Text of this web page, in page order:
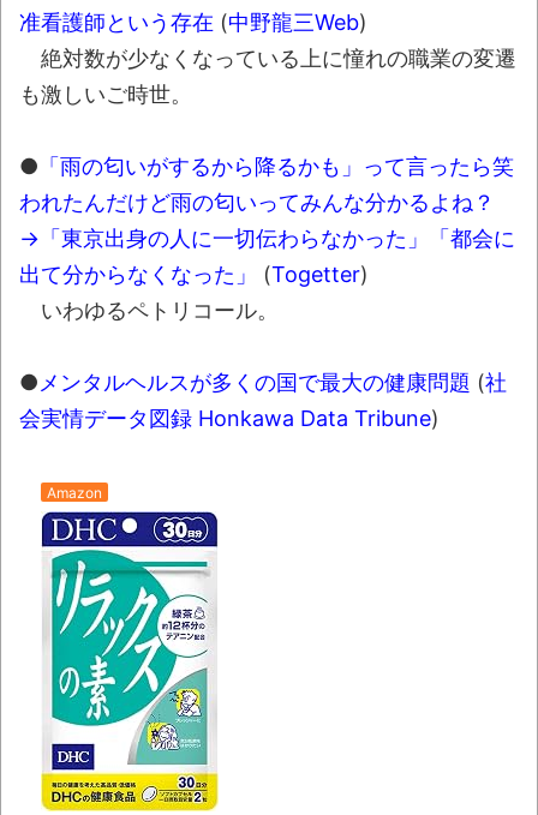
准看護師という存在 (中野龍三Web)
絶対数が少なくなっている上に憧れの職業の変遷
も激しいご時世。
● 「雨の匂いがするから降るかも」って言ったら笑
われたんだけど雨の匂いってみんな分かるよね？
→「東京出身の人に一切伝わらなかった」「都会に
出て分からなくなった」
(Togetter)
いわゆるペトリコール。
● メンタルヘルスが多くの国で最大の健康問題 (社
会実情データ図録 Honkawa Data Tribune)
Amazon